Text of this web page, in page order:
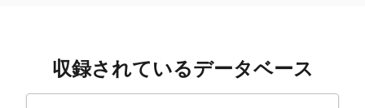
収録されているデータベース